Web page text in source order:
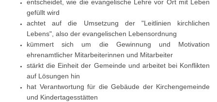
entscheidet, wie die evangelische Lehre vor Ort mit Leben
gefüllt wird
achtet auf die Umsetzung der "Leitlinien kirchlichen
Lebens", also der evangelischen Lebensordnung
kümmert sich um die Gewinnung und Motivation
ehrenamtlicher Mitarbeiterinnen und Mitarbeiter
stärkt die Einheit der Gemeinde und arbeitet bei Konflikten
auf Lösungen hin
hat Verantwortung für die Gebäude der Kirchengemeinde
und Kindertagesstätten